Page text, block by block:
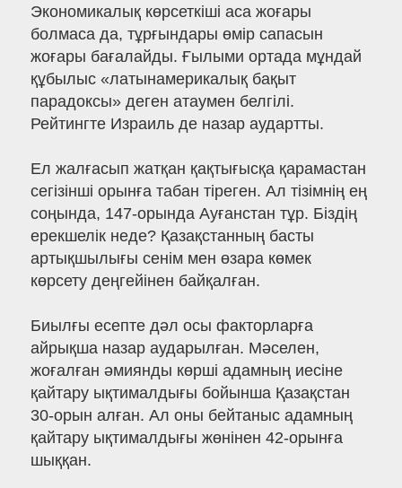
Экономикалық көрсеткіші аса жоғары
болмаса да, тұрғындары өмір сапасын
жоғары бағалайды. Ғылыми ортада мұндай
құбылыс «латынамерикалық бақыт
парадоксы» деген атаумен белгілі.
Рейтингте Израиль де назар аудартты.
Ел жалғасып жатқан қақтығысқа қарамастан
сегізінші орынға табан тіреген. Ал тізімнің ең
соңында, 147-орында Ауғанстан тұр. Біздің
ерекшелік неде? Қазақстанның басты
артықшылығы сенім мен өзара көмек
көрсету деңгейінен байқалған.
Биылғы есепте дәл осы факторларға
айрықша назар аударылған. Мәселен,
жоғалған әмиянды көрші адамның иесіне
қайтару ықтималдығы бойынша Қазақстан
30-орын алған. Ал оны бейтаныс адамның
қайтару ықтималдығы жөнінен 42-орынға
шыққан.